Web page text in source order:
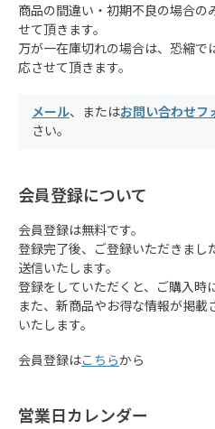
商品の間違い・初期不良の場合の
せて頂きます。
万が一在庫切れの場合は、恐縮で
応させて頂きます。
メール、またはお問い合わせフ
さい。
会員登録について
会員登録は無料です。
登録完了後、ご登録いただきまし
送信いたします。
登録をしていただくと、ご購入時
また、新商品やお得な情報が掲
いたします。
会員登録はこちらから
営業日カレンダー